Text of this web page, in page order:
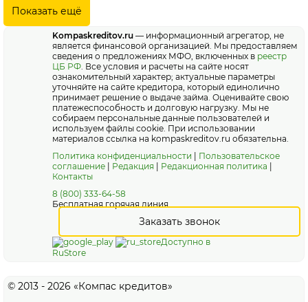
Показать ещё
Kompaskreditov.ru — информационный агрегатор, не
является финансовой организацией. Мы предоставляем
сведения о предложениях МФО, включенных в реестр
ЦБ РФ. Все условия и расчеты на сайте носят
ознакомительный характер; актуальные параметры
уточняйте на сайте кредитора, который единолично
принимает решение о выдаче займа. Оценивайте свою
платежеспособность и долговую нагрузку. Мы не
собираем персональные данные пользователей и
используем файлы cookie. При использовании
материалов ссылка на kompaskreditov.ru обязательна.
Политика конфиденциальности
Пользовательское
соглашение
Редакция Редакционная политика
Контакты
8 (800) 333-64-58
Бесплатная горячая линия
Заказать звонок
Доступно в
RuStore
© 2013 - 2026 «Компас кредитов»